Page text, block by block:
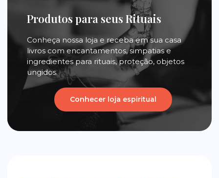
Produtos para seus Rituais
Conheça nossa loja e receba em sua casa
livros com encantamentos, simpatias e
ingredientes para rituais, proteção, objetos
ungidos.
Conhecer loja espiritual